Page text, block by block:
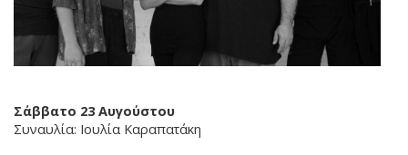
Σάββατο 23 Αυγούστου
Συναυλία: Ιουλία Καραπατάκη